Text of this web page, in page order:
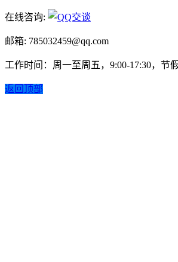
在线咨询:
邮箱: 785032459@qq.com
工作时间：周一至周五，9:00-17:30，节
返回顶部